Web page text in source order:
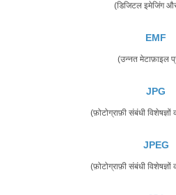
(डिजिटल इमेजिंग
EMF
(उन्नत मेटाफ़ाइल
JPG
(फ़ोटोग्राफ़ी संबंधी
JPEG
(फ़ोटोग्राफ़ी संबंधी